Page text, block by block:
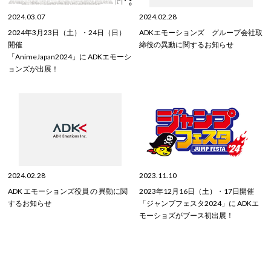
2024.03.07
2024年3月23日（土）・24日（日）
開催
「AnimeJapan2024」に ADKエモーシ
ョンズが出展！
2024.02.28
ADKエモーションズ グループ会社取
締役の異動に関するお知らせ
2024.02.28
ADK エモーションズ役員 の 異動に関
するお知らせ
2023.11.10
2023年12月16日（土）・17日開催
「ジャンプフェスタ2024」に ADKエ
モーショズがブース初出展！